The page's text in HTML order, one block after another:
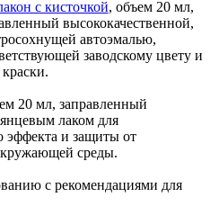
с кисточкой, объем 20 мл,
высококачественной,
автоэмалью,
заводскому цвету и
20 мл, заправленный
лаком для
эффекта и защиты от
среды.
с рекомендациями для